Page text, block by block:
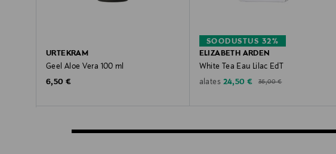
URTEKRAM
Geel Aloe Vera 100 ml
Original Price
6,50 €
SOODUSTUS 32%
ELIZABETH ARDEN
White Tea Eau Lilac EdT
alates Discounted Price
24,50 € Original Price
36,00 €